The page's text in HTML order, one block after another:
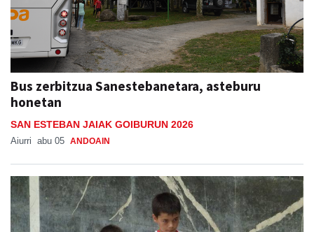
Bus zerbitzua Sanestebanetara, asteburu
honetan
SAN ESTEBAN JAIAK GOIBURUN 2026
Aiurri abu 05 ANDOAIN